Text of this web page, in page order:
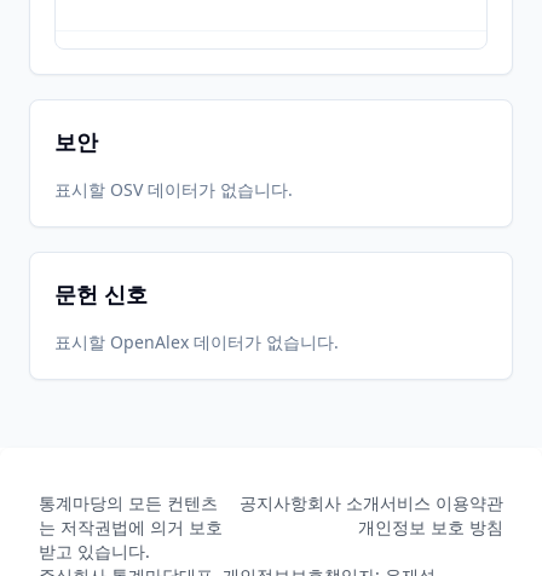
2017-12-
18
2026-
05-31
2026-
07-28
CRAN 0.1.0
CRAN
보안
표시할 OSV 데이터가 없습니다.
문헌 신호
표시할 OpenAlex 데이터가 없습니다.
통계마당의 모든 컨텐츠
는 저작권법에 의거 보호
받고 있습니다.
공지사항회사 소개서비스 이용약관
개인정보 보호 방침